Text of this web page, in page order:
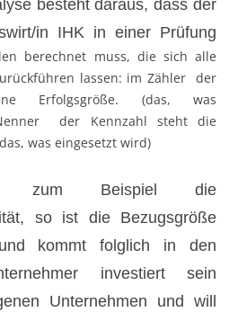
besteht daraus, dass der
in IHK in einer Prüfung
berechnet muss, die sich alle
lassen: im Zähler der
Erfolgsgröße. (das, was
der Kennzahl steht die
was eingesetzt wird)
zum Beispiel die
so ist die Bezugsgröße
kommt folglich in den
investiert sein
Unternehmen und will